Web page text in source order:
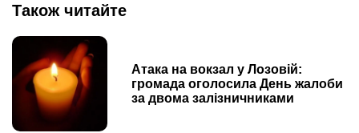
Також читайте
Атака на вокзал у Лозовій:
громада оголосила День жалоби
за двома залізничниками